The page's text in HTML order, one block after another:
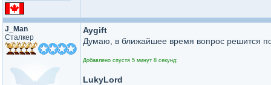
J_Man
Сталкер
Aygift
Думаю, в ближайшее время вопрос решится
Добавлено спустя 5 минут 8 секунд:
LukyLord